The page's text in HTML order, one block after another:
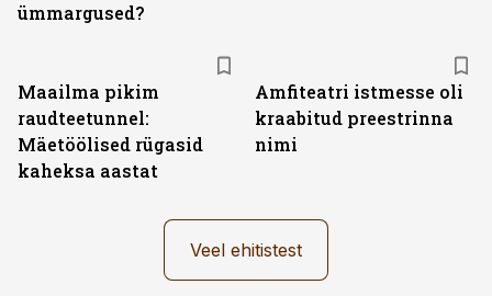
ümmargused?
Maailma pikim
raudteetunnel:
Mäetöölised rügasid
kaheksa aastat
Amfiteatri istmesse oli
kraabitud preestrinna
nimi
Veel ehitistest